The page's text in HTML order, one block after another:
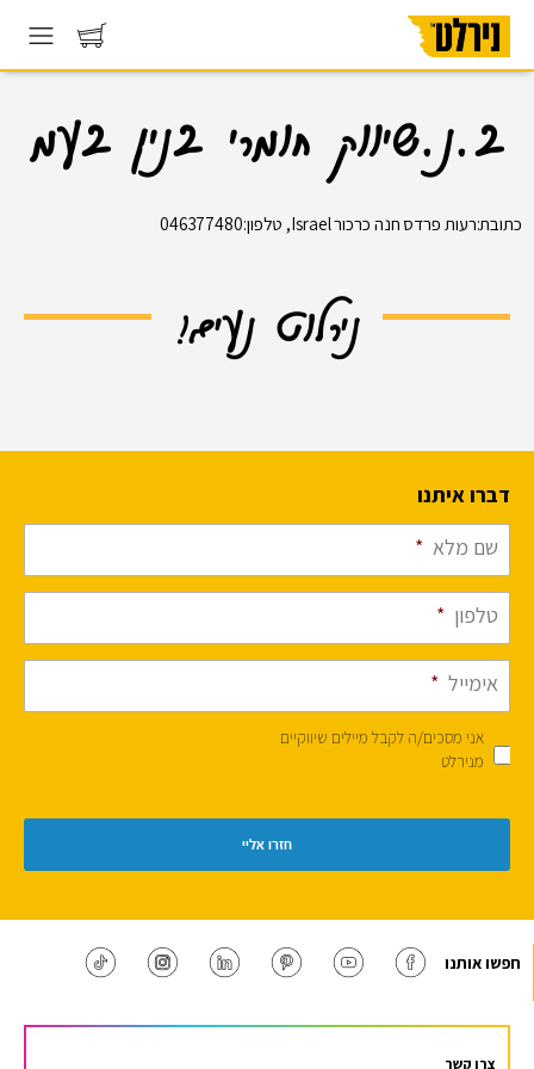
ב.נ.שיווק חומרי בנין בעמ
כתובת:רעות פרדס חנה כרכור Israel, טלפון:046377480
נירלוט נעים!
דברו איתנו
שם מלא *
טלפון *
אימייל *
אני מסכים/ה לקבל מיילים שיווקיים
מנירלט
חפשו אותנו
צרו קשר